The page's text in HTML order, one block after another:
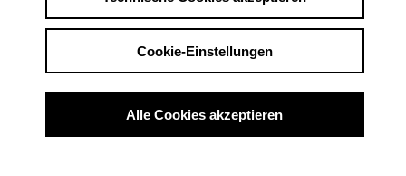
Cookie-Einstellungen
Alle Cookies akzeptieren